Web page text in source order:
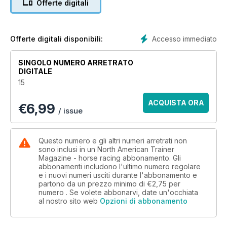
Offerte digitali
Accesso immediato
Offerte digitali disponibili:
SINGOLO NUMERO ARRETRATO
DIGITALE
15
€6,99 / issue
ACQUISTA ORA
Questo numero e gli altri numeri arretrati non
sono inclusi in un North American Trainer
Magazine - horse racing abbonamento. Gli
abbonamenti includono l'ultimo numero regolare
e i nuovi numeri usciti durante l'abbonamento e
partono da un prezzo minimo di €2,75 per
numero . Se volete abbonarvi, date un'occhiata
al nostro sito web Opzioni di abbonamento